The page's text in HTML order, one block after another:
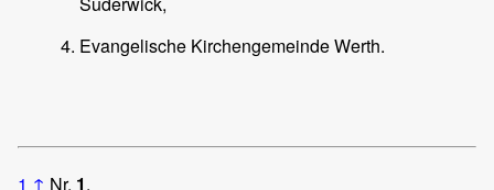
Evangelische Kirchengemeinde Werth.
1 ↑ Nr. 1.